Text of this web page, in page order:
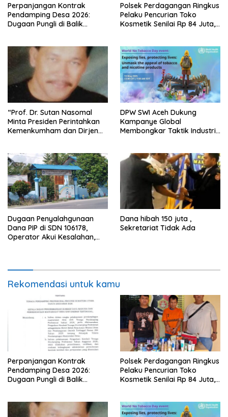
Perpanjangan Kontrak
Pendamping Desa 2026:
Dugaan Pungli di Balik
Polsek Perdagangan Ringkus
Pelaku Pencurian Toko
Kosmetik Senilai Rp 84 Juta,
“Prof. Dr. Sutan Nasomal
Minta Presiden Perintahkan
Kemenkumham dan Dirjen
Tertibkan Lapas di Seluruh
Indonesia”
DPW SWI Aceh Dukung
Kampanye Global
Membongkar Taktik Industri
Dugaan Penyalahgunaan
Dana PIP di SDN 106178,
Operator Akui Kesalahan,
Dana hibah 150 juta ,
Sekretariat Tidak Ada
Rekomendasi untuk kamu
Perpanjangan Kontrak
Pendamping Desa 2026:
Dugaan Pungli di Balik
Polsek Perdagangan Ringkus
Pelaku Pencurian Toko
Kosmetik Senilai Rp 84 Juta,